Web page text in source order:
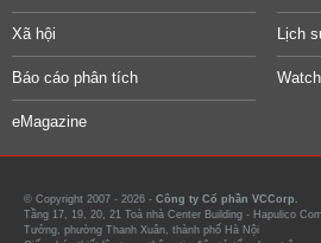
Xã hội Lịch
Báo cáo phân tích
eMagazine
© Copyright 2007 - 2026 - Công ty Cổ phần VCCorp.
Tầng 17, 19, 20, 21 Toà nhà Center Building - Hapulico
Tưởng, phường Thanh Xuân, thành phố Hà Nội